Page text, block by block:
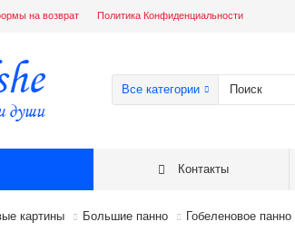
на возврат Политика Конфиденциальности
Все категории
Контакты
картины Большие панно Гобеленовое